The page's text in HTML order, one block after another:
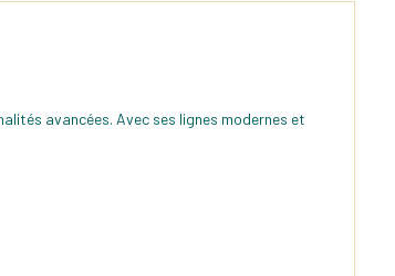
avancées. Avec ses lignes modernes et